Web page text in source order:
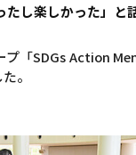
たし楽しかった」と
「SDGs Action
。